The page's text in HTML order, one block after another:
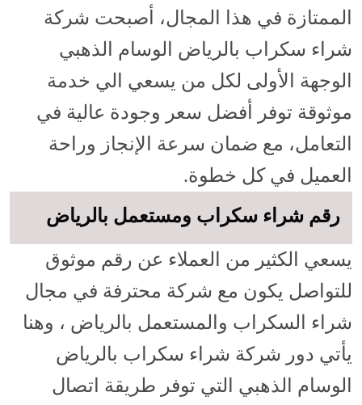
الممتازة في هذا المجال، أصبحت شركة
شراء سكراب بالرياض الوسام الذهبي
الوجهة الأولى لكل من يسعي الي خدمة
موثوقة توفر أفضل سعر وجودة عالية في
التعامل، مع ضمان سرعة الإنجاز وراحة
العميل في كل خطوة.
رقم شراء سكراب ومستعمل بالرياض
يسعي الكثير من العملاء عن رقم موثوق
للتواصل يكون مع شركة محترفة في مجال
شراء السكراب والمستعمل بالرياض ، وهنا
يأتي دور شركة شراء سكراب بالرياض
الوسام الذهبي التي توفر طريقة اتصال